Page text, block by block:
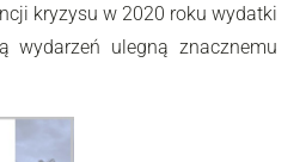
kryzysu w 2020 roku wydatki
wydarzeń ulegną znacznemu